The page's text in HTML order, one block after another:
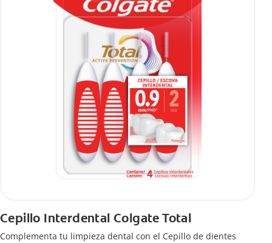
Cepillo Interdental Colgate Total
Complementa tu limpieza dental con el Cepillo de dientes